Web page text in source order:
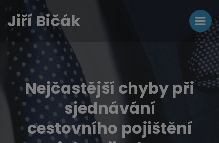
Jiří Bičák
Nejčastější chyby při
sjednávání
cestovního pojištění